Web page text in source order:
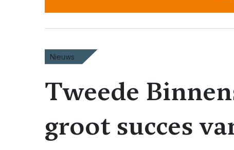
Nieuws
Tweede
groot succes